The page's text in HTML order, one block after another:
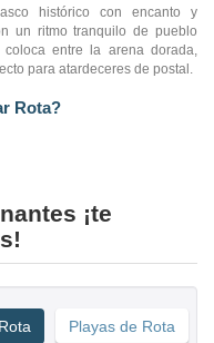
histórico con encanto y
un ritmo tranquilo de pueblo
entre la arena dorada,
para atardeceres de postal.
Rota?
¡te
Playas de Rota